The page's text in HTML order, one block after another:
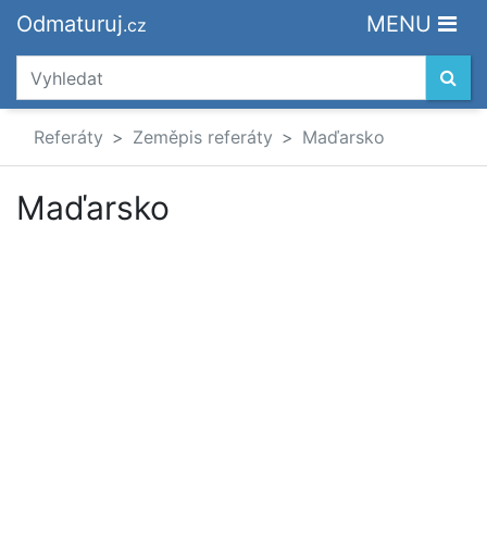
Odmaturuj.cz MENU
Referáty Zeměpis referáty Maďarsko
Maďarsko